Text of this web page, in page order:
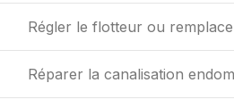
Régler le flotteur ou
Réparer la canalisation